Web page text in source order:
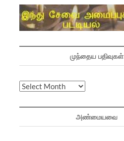
முந்தைய பதிவுகள்
முந்தைய
அண்மையவை